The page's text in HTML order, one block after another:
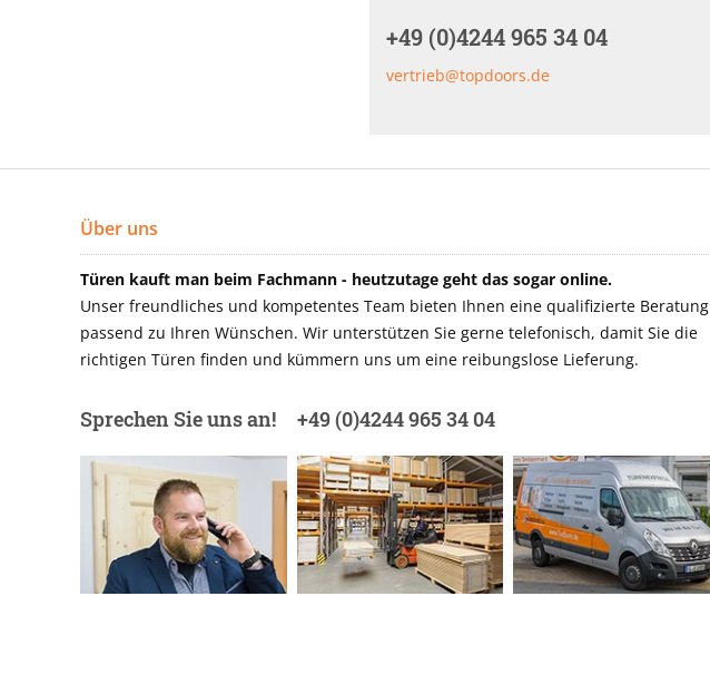
+49 (0)4244 965 34 04
vertrieb@topdoors.de
Über uns
Türen kauft man beim Fachmann - heutzutage geht das sogar online.
Unser freundliches und kompetentes Team bieten Ihnen eine qualifizierte Beratung
passend zu Ihren Wünschen. Wir unterstützen Sie gerne telefonisch, damit Sie die
richtigen Türen finden und kümmern uns um eine reibungslose Lieferung.
Sprechen Sie uns an! +49 (0)4244 965 34 04